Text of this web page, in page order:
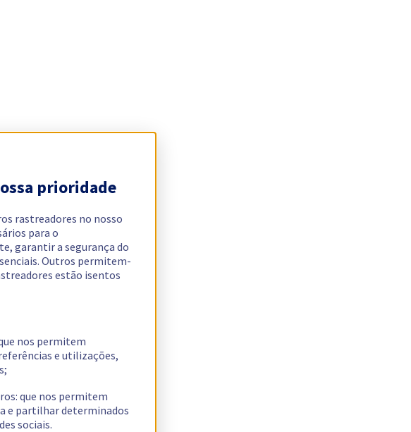
prioridade
rastreadores no nosso
para o
garantir a segurança do
Outros permitem-
estão isentos
nos permitem
e utilizações,
que nos permitem
e partilhar determinados
sociais.